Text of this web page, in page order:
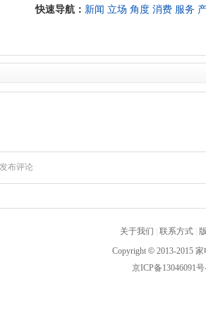
快速导航： 新闻 立场 角度 消费 服务
关于我们 联系方式
Copyright © 2013-2015
京ICP备13046091号